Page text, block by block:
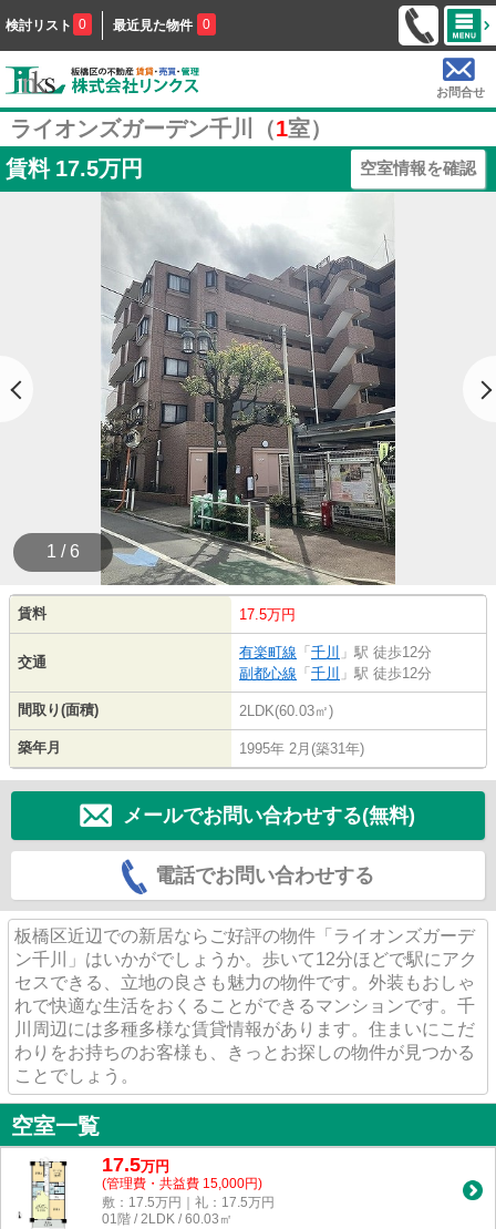
検討リスト 0 最近見た物件 0
お問合せ
ライオンズガーデン千川（1室）
賃料 17.5万円 空室情報を確認
1 / 6
賃料 17.5万円
交通
有楽町線 「 千川 」駅 徒歩12分
副都心線 「 千川 」駅 徒歩12分
間取り(面積) 2LDK(60.03㎡)
築年月 1995年 2月(築31年)
メールでお問い合わせする(無料)
電話でお問い合わせする
板橋区近辺での新居ならご好評の物件「ライオンズガーデ
ン千川」はいかがでしょうか。歩いて12分ほどで駅にアク
セスできる、立地の良さも魅力の物件です。外装もおしゃ
れで快適な生活をおくることができるマンションです。千
川周辺には多種多様な賃貸情報があります。住まいにこだ
わりをお持ちのお客様も、きっとお探しの物件が見つかる
ことでしょう。
空室一覧
17.5万円
(管理費・共益費 15,000円)
敷：17.5万円｜礼：17.5万円
01階 / 2LDK / 60.03㎡